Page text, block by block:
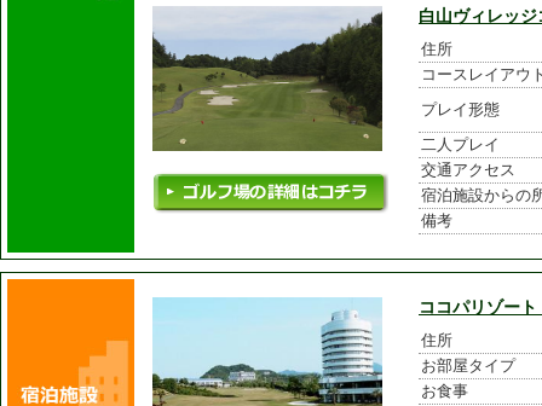
白山ヴィレッ
住所
コースレイアウ
プレイ形態
二人プレイ
交通アクセス
宿泊施設からの
備考
ココパリゾー
住所
お部屋タイプ
お食事